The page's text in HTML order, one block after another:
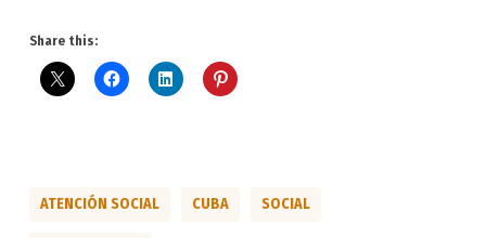
Share this:
ATENCIÓN SOCIAL CUBA SOCIAL